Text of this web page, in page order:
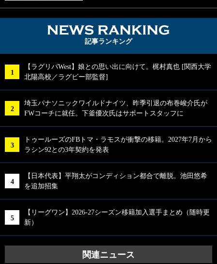
記事ランキング
【ラグリパWest】娘との思い出に向けて。梶村真也 [関西大学
北陽高校／ラグビー部監督]
埼玉パナソニックワイルドナイツ、昨季引退の布巻峻介氏が
FWコーチに就任。下釜優次氏はサポートスタッフに
トゥールーズのFBトマ・ラモスが衝撃の移籍。2027年7月から
ラシン92との3年契約を発表
【日本代表】平翔太がコンディション都合で離脱。池田悠希
を追加招集
【リーグワン】2026-27シーズン移籍加入選手まとめ（随時更
新）
関連ニュース